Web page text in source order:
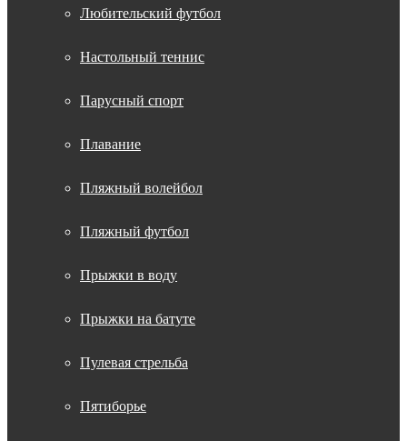
Любительский футбол
Настольный теннис
Парусный спорт
Плавание
Пляжный волейбол
Пляжный футбол
Прыжки в воду
Прыжки на батуте
Пулевая стрельба
Пятиборье